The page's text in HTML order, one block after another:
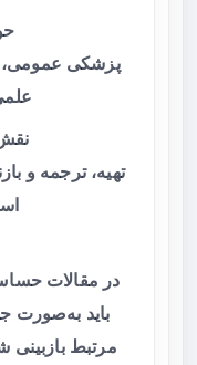
پزشکی عمومی،
تهیه، ترجمه و
در مقالات
باید به‌صورت
مرتبط